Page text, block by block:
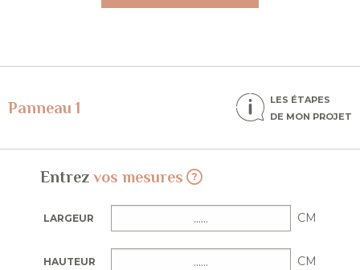
Panneau 1
LES ÉTAPES
DE MON PROJET
Entrez vos mesures
LARGEUR CM
HAUTEUR CM